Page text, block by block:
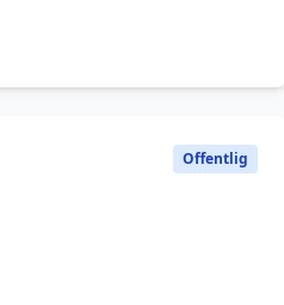
Offentlig